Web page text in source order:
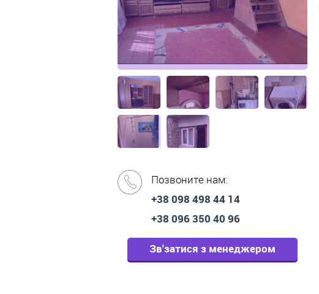
Позвоните нам:
+38 098 498 44 14
+38 096 350 40 96
Зв'затися з менеджером